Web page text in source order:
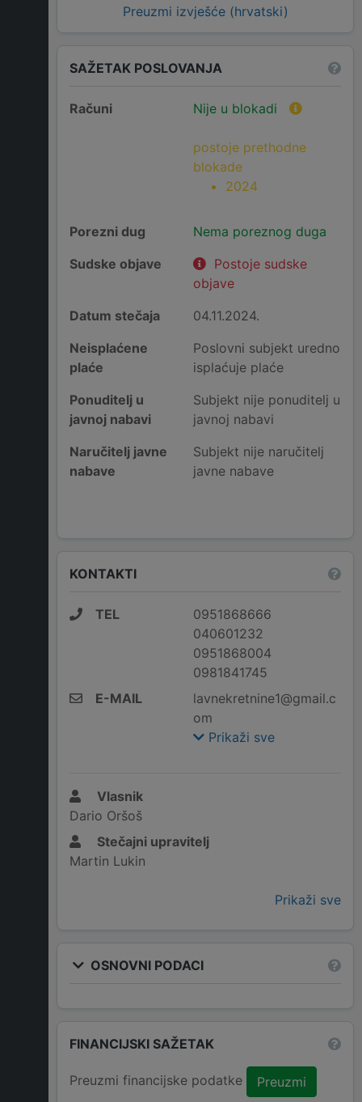
Preuzmi izvješće (hrvatski)
SAŽETAK POSLOVANJA
Računi Nije u blokadi
postoje prethodne
blokade
2024
Porezni dug
Nema poreznog duga
Sudske objave
Postoje sudske
objave
Datum stečaja
04.11.2024.
Neisplaćene
plaće
Poslovni subjekt uredno
isplaćuje plaće
Ponuditelj u
javnoj nabavi
Subjekt nije ponuditelj u
javnoj nabavi
Naručitelj javne
nabave
Subjekt nije naručitelj
javne nabave
KONTAKTI
TEL
0951868666
040601232
0951868004
0981841745
E-MAIL
lavnekretnine1@gmail.c
om
Prikaži sve
Vlasnik
Dario Oršoš
Stečajni upravitelj
Martin Lukin
Prikaži sve
OSNOVNI PODACI
FINANCIJSKI SAŽETAK
Preuzmi financijske podatke Preuzmi